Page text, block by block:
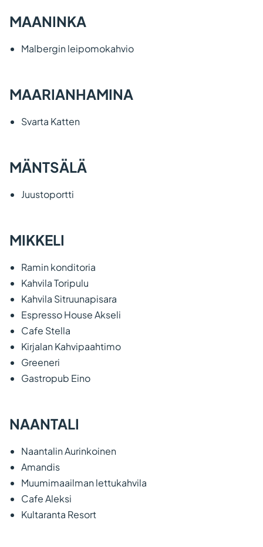
MAANINKA
Malbergin leipomokahvio
MAARIANHAMINA
Svarta Katten
MÄNTSÄLÄ
Juustoportti
MIKKELI
Ramin konditoria
Kahvila Toripulu
Kahvila Sitruunapisara
Espresso House Akseli
Cafe Stella
Kirjalan Kahvipaahtimo
Greeneri
Gastropub Eino
NAANTALI
Naantalin Aurinkoinen
Amandis
Muumimaailman lettukahvila
Cafe Aleksi
Kultaranta Resort